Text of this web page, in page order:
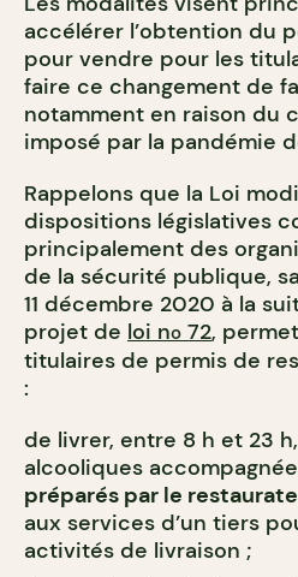
accélérer l’obtention du
pour vendre pour les
faire ce changement de
notamment en raison du
imposé par la pandémie
Rappelons que la Loi
dispositions législatives
principalement des
de la sécurité publique,
11 décembre 2020 à la
projet de loi no 72,
titulaires de permis de
:
de livrer, entre 8 h et 23
alcooliques
préparés par le
aux services d’un tiers
activités de livraison ;